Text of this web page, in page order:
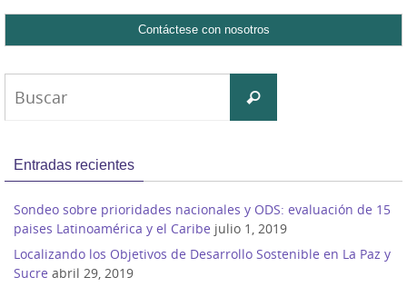
Buscar
Entradas recientes
Sondeo sobre prioridades nacionales y ODS: evaluación de 15
paises Latinoamérica y el Caribe julio 1, 2019
Localizando los Objetivos de Desarrollo Sostenible en La Paz y
Sucre abril 29, 2019